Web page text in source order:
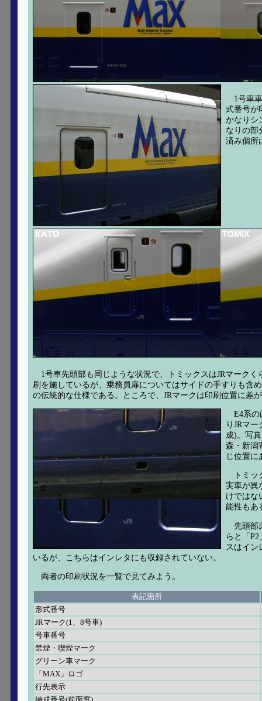
1号車
式番号が
かなりシ
なりの部
済み個所
1号車先頭部も同じような状況で、トミックスはJRマーク
刷を施しているが、乗務員扉についてはサイドの手すりも含
の伝統的な仕様である。ところで、JRマークは印刷位置に差
E4系
りJRマ
成)。写
森・新潟
じ位置に
トミ
実車が異
けではな
能性もあ
先頭部
らと「
スはイ
いるが、こちらはインレタにも収録されていない。
両者の印刷状況を一覧で見てみよう。
表記箇所
形式番号
JRマーク(1、8号車)
号車番号
禁煙・喫煙マーク
グリーン車マーク
「MAX」ロゴ
行先表示